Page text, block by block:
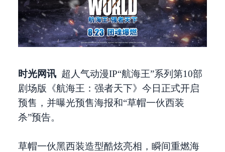
时光网讯超人气动漫IP“航海王”系列第10部
剧场版《航海王：强者天下》今日正式开启
预售，并曝光预售海报和“草帽一伙西装
杀”预告。
草帽一伙黑西装造型酷炫亮相，瞬间重燃海